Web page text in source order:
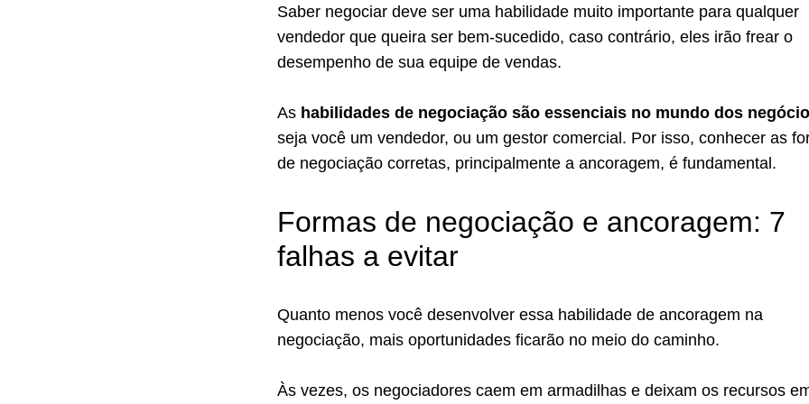
Saber negociar deve ser uma habilidade muito importante para qualquer
vendedor que queira ser bem-sucedido, caso contrário, eles irão frear o
desempenho de sua equipe de vendas.
As habilidades de negociação são essenciais no mundo dos
seja você um vendedor, ou um gestor comercial. Por isso, conhecer as
de negociação corretas, principalmente a ancoragem, é fundamental.
Formas de negociação e ancoragem: 7
falhas a evitar
Quanto menos você desenvolver essa habilidade de ancoragem na
negociação, mais oportunidades ficarão no meio do caminho.
Às vezes, os negociadores caem em armadilhas e deixam os recursos